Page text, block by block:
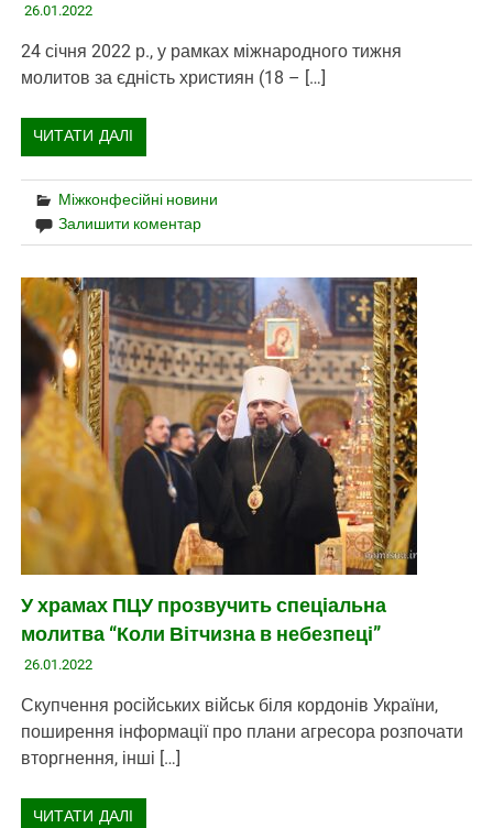
26.01.2022
24 січня 2022 р., у рамках міжнародного тижня
молитов за єдність християн (18 – […]
ЧИТАТИ ДАЛІ
Міжконфесійні новини
Залишити коментар
У храмах ПЦУ прозвучить спеціальна
молитва “Коли Вітчизна в небезпеці”
26.01.2022
Скупчення російських військ біля кордонів України,
поширення інформації про плани агресора розпочати
вторгнення, інші […]
ЧИТАТИ ДАЛІ